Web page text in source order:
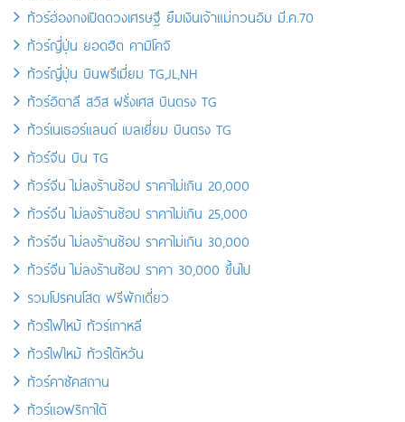
ทัวร์ฮ่องกงเปิดดวงเศรษฐี ยืมเงินเจ้าแม่กวนอิม มี.ค.70
ทัวร์ญี่ปุ่น ยอดฮิต คามิโคจิ
ทัวร์ญี่ปุ่น บินพรีเมี่ยม TG,JL,NH
ทัวร์อิตาลี สวิส ฝรั่งเศส บินตรง TG
ทัวร์เนเธอร์แลนด์ เบลเยี่ยม บินตรง TG
ทัวร์จีน บิน TG
ทัวร์จีน ไม่ลงร้านช้อป ราคาไม่เกิน 20,000
ทัวร์จีน ไม่ลงร้านช้อป ราคาไม่เกิน 25,000
ทัวร์จีน ไม่ลงร้านช้อป ราคาไม่เกิน 30,000
ทัวร์จีน ไม่ลงร้านช้อป ราคา 30,000 ขึ้นไป
รวมโปรคนโสด ฟรีพักเดี่ยว
ทัวร์ไฟไหม้ ทัวร์เกาหลี
ทัวร์ไฟไหม้ ทัวร์ไต้หวัน
ทัวร์คาซัคสถาน
ทัวร์แอฟริกาใต้